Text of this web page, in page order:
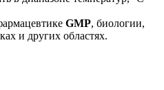
GMP, биологии,
и других областях.